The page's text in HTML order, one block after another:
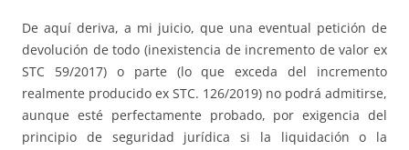
De aquí deriva, a mi juicio, que una eventual petición de
devolución de todo (inexistencia de incremento de valor ex
STC 59/2017) o parte (lo que exceda del incremento
realmente producido ex STC. 126/2019) no podrá admitirse,
aunque esté perfectamente probado, por exigencia del
principio de seguridad jurídica si la liquidación o la